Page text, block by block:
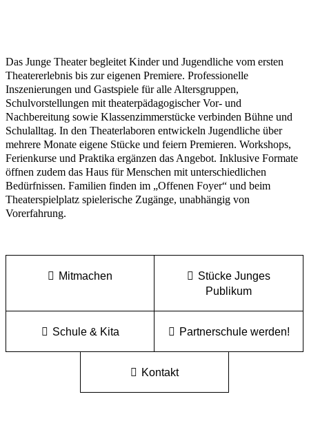
Das Junge Theater begleitet Kinder und Jugendliche vom ersten
Theatererlebnis bis zur eigenen Premiere. Professionelle
Inszenierungen und Gastspiele für alle Altersgruppen,
Schulvorstellungen mit theaterpädagogischer Vor- und
Nachbereitung sowie Klassenzimmerstücke verbinden Bühne und
Schulalltag. In den Theaterlaboren entwickeln Jugendliche über
mehrere Monate eigene Stücke und feiern Premieren. Workshops,
Ferienkurse und Praktika ergänzen das Angebot. Inklusive Formate
öffnen zudem das Haus für Menschen mit unterschiedlichen
Bedürfnissen. Familien finden im „Offenen Foyer“ und beim
Theaterspielplatz spielerische Zugänge, unabhängig von
Vorerfahrung.
Mitmachen
Stücke Junges
Publikum
Schule & Kita Partnerschule werden!
Kontakt